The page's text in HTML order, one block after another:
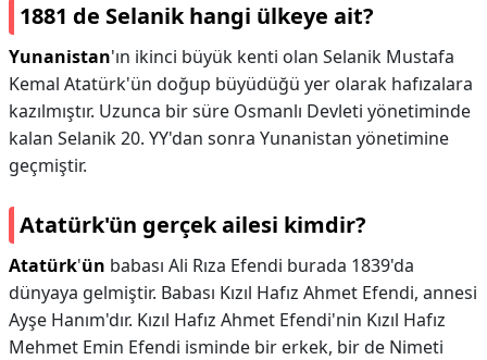
1881 de Selanik hangi ülkeye ait?
Yunanistan'ın ikinci büyük kenti olan Selanik Mustafa
Kemal Atatürk'ün doğup büyüdüğü yer olarak hafızalara
kazılmıştır. Uzunca bir süre Osmanlı Devleti yönetiminde
kalan Selanik 20. YY'dan sonra Yunanistan yönetimine
geçmiştir.
Atatürk'ün gerçek ailesi kimdir?
Atatürk'ün babası Ali Rıza Efendi burada 1839'da
dünyaya gelmiştir. Babası Kızıl Hafız Ahmet Efendi, annesi
Ayşe Hanım'dır. Kızıl Hafız Ahmet Efendi'nin Kızıl Hafız
Mehmet Emin Efendi isminde bir erkek, bir de Nimeti